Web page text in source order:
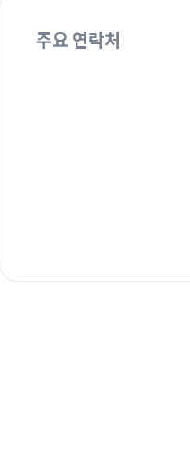
주요 연락처